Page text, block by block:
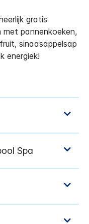
gratis
pannenkoeken,
sinaasappelsap
energiek!